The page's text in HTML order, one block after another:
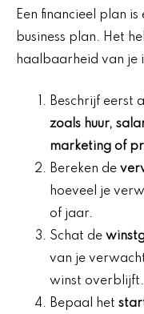
Een financieel plan
business plan. Het
haalbaarheid van je
Beschrijf eerst
zoals huur,
marketing of
Bereken de
hoeveel je
of jaar.
Schat de
van je
winst overblijft.
Bepaal het